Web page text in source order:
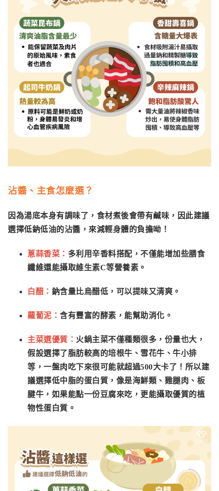
沾醬、主食怎麼選？
因為湯底本身有調味了，食材煮後會帶有鹹味，因此建議
選擇低鈉低油的沾醬，來減輕身體的負擔呦！
蔥蒜香菜： 多利用辛香料搭配，不僅能增加些膳食
纖維還能攝取維生素C等營養素。
白醋： 鈉含量比烏醋低，可以提味又清爽。
蘿蔔泥： 含有豐富的酵素，能幫助消化。
主菜選優質： 火鍋主菜不僅種類很多，份量也大，
假設選擇了脂肪較高的培根牛、雪花牛、牛小排
等，一盤肉吃下來很可能就超過500大卡了！所以建
議選擇低中脂的蛋白質，像是海鮮類、雞腿肉、板
腱牛，如果能點一份豆腐來吃，更能攝取優質的植
物性蛋白質。